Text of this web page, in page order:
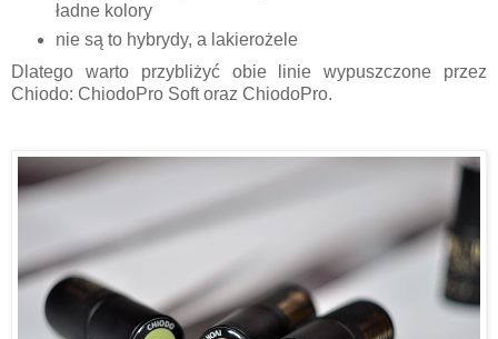
ładne kolory
nie są to hybrydy, a lakierożele
Dlatego warto przybliżyć obie linie wypuszczone przez
Chiodo: ChiodoPro Soft oraz ChiodoPro.